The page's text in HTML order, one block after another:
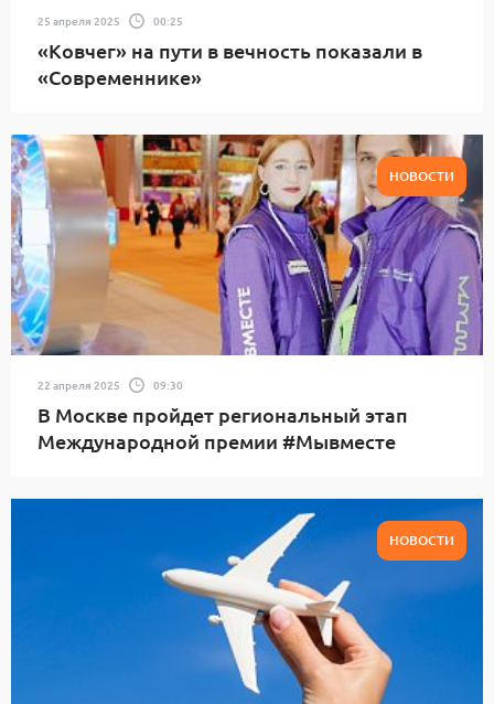
25 апреля 2025 00:25
«Ковчег» на пути в вечность показали в
«Современнике»
НОВОСТИ
22 апреля 2025 09:30
В Москве пройдет региональный этап
Международной премии #Мывместе
НОВОСТИ